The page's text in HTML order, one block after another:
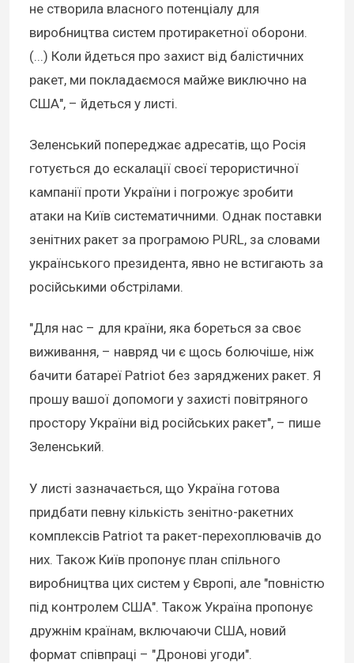
не створила власного потенціалу для
виробництва систем протиракетної оборони.
(...) Коли йдеться про захист від балістичних
ракет, ми покладаємося майже виключно на
США", – йдеться у листі.
Зеленський попереджає адресатів, що Росія
готується до ескалації своєї терористичної
кампанії проти України і погрожує зробити
атаки на Київ систематичними. Однак поставки
зенітних ракет за програмою PURL, за словами
українського президента, явно не встигають за
російськими обстрілами.
"Для нас – для країни, яка бореться за своє
виживання, – навряд чи є щось болючіше, ніж
бачити батареї Patriot без заряджених ракет. Я
прошу вашої допомоги у захисті повітряного
простору України від російських ракет", – пише
Зеленський.
У листі зазначається, що Україна готова
придбати певну кількість зенітно-ракетних
комплексів Patriot та ракет-перехоплювачів до
них. Також Київ пропонує план спільного
виробництва цих систем у Європі, але "повністю
під контролем США". Також Україна пропонує
дружнім країнам, включаючи США, новий
формат співпраці – "Дронові угоди".